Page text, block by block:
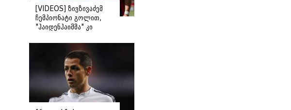
[VIDEOS] ზივზივაძემ
ჩემპიონატი გოლით,
"ჰაიდენჰაიმმა" კი